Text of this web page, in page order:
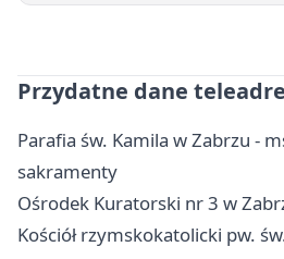
Przydatne dane
Parafia św. Kamila w Zabrzu -
sakramenty
Ośrodek Kuratorski nr 3 w
Kościół rzymskokatolicki pw.